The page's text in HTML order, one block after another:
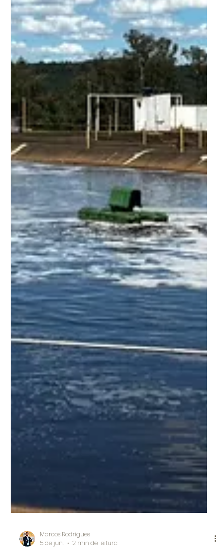
IntegraQM 2026: qualidade,
inovação e sustentabilidade
impulsionam a indústria do Norte
do Paraná
O IntegraQM 2026 reuniu líderes, pesquisadores e
empresas para discutir inovação, sustentabilidade,
novos materiais, economia circular e o futuro da
indústria química. Confira os principais insights do
evento e como essas tendências impactam a
gestão ambiental e a competitividade das
organizações.